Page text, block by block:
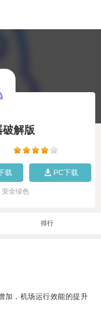
解版
载 PC下载
安全绿色
排行
，机场运行效能的提升